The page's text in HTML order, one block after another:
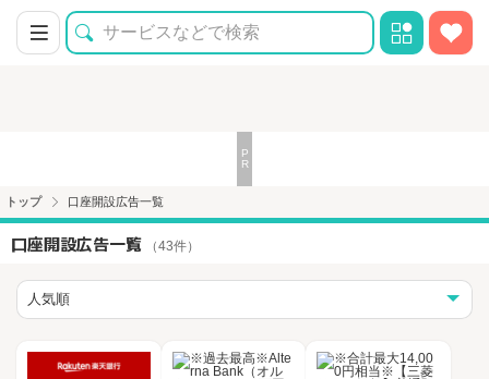
トップ 口座開設広告一覧
口座開設広告一覧 （43件）